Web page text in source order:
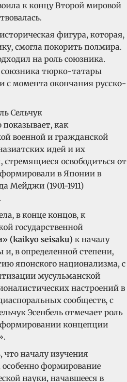
к концу Второй мировой
фигура, которая,
смогла покорить полмира.
на роль союзника.
союзника тюрко-татары
с момента окончания русско-
Сельчук
показывает, как
военной и гражданской
идей и их
стремящиеся освободиться от
в Японии в
Мейджи (1901-1911)
.
в конце концов, к
государственной
(kaikyo seisaku) к началу
в определенной степени,
японского национализма, с
мусульманской
настроений в
сообществ, с
Эсенбель отмечает роль
концепции
началу изучения
формирование
науки, начавшееся в